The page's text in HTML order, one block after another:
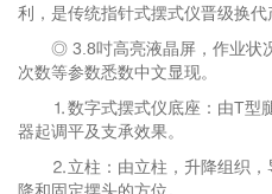
利，是传统指针式摆式仪晋级换代
◎ 3.8吋高亮液晶屏，作业状况
次数等参数悉数中文显现。
⒈数字式摆式仪底座：由T型腿
器起调平及支承效果。
⒉立柱：由立柱，升降组织，